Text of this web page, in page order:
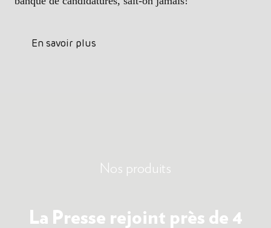
En savoir plus
Nos produits
La Presse rejoint près de 4